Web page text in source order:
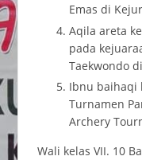
Emas di
Aqila areta
pada
Taekwondo
Ibnu baihaqi
Turnamen
Archery
Wali kelas VII. 10